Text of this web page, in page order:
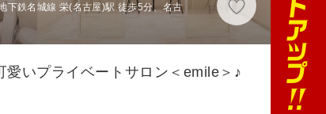
下鉄名城線 栄(名古屋)駅 徒歩5分、名古
愛いプライベートサロン＜emile＞♪